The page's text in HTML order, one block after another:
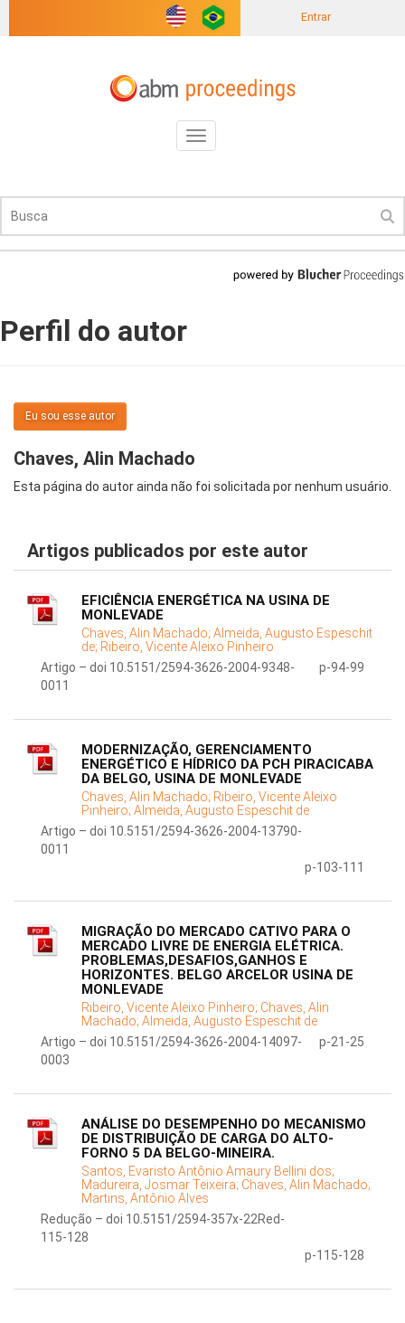
Entrar
Toggle
navigation
Perfil do autor
Eu sou esse autor
Chaves, Alin Machado
Esta página do autor ainda não foi solicitada por nenhum usuário.
Artigos publicados por este autor
EFICIÊNCIA ENERGÉTICA NA USINA DE
MONLEVADE
Chaves, Alin Machado; Almeida, Augusto Espeschit
de; Ribeiro, Vicente Aleixo Pinheiro
Artigo – doi 10.5151/2594-3626-2004-9348-
0011
p-94-99
MODERNIZAÇÃO, GERENCIAMENTO
ENERGÉTICO E HÍDRICO DA PCH PIRACICABA
DA BELGO, USINA DE MONLEVADE
Chaves, Alin Machado; Ribeiro, Vicente Aleixo
Pinheiro; Almeida, Augusto Espeschit de
Artigo – doi 10.5151/2594-3626-2004-13790-
0011
p-103-111
MIGRAÇÃO DO MERCADO CATIVO PARA O
MERCADO LIVRE DE ENERGIA ELÉTRICA.
PROBLEMAS,DESAFIOS,GANHOS E
HORIZONTES. BELGO ARCELOR USINA DE
MONLEVADE
Ribeiro, Vicente Aleixo Pinheiro; Chaves, Alin
Machado; Almeida, Augusto Espeschit de
Artigo – doi 10.5151/2594-3626-2004-14097-
0003
p-21-25
ANÁLISE DO DESEMPENHO DO MECANISMO
DE DISTRIBUIÇÃO DE CARGA DO ALTO-
FORNO 5 DA BELGO-MINEIRA.
Santos, Evaristo Antônio Amaury Bellini dos;
Madureira, Josmar Teixeira; Chaves, Alin Machado;
Martins, Antônio Alves
Redução – doi 10.5151/2594-357x-22Red-
115-128
p-115-128